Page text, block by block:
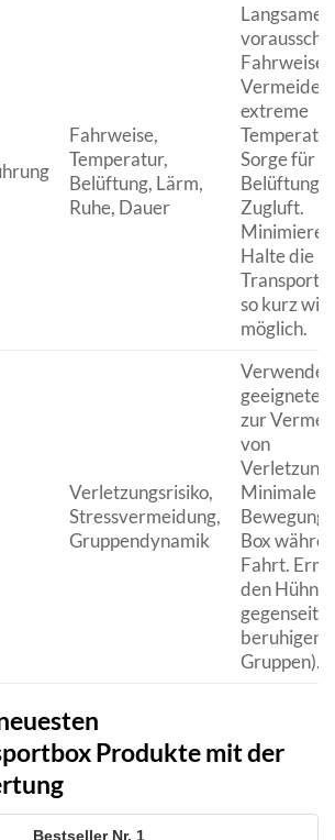
Fahrweise,
Temperatur,
Belüftung, Lärm,
Ruhe, Dauer
Langsame
Fahrweise.
Vermeide
extreme
Sorge für
Belüftung
Zugluft.
Minimiere
Halte die
so kurz wie
möglich.
Verletzungsrisiko,
Stressvermeidung,
Gruppendynamik
Verwende
geeignete
zur
von
Minimale
Bewegung
Box
Fahrt.
den
beruhigen
Gruppen).
Produkte mit der
1